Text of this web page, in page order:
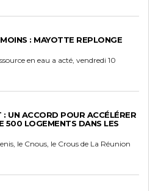
: MAYOTTE REPLONGE
en eau a acté, vendredi 10
UN ACCORD POUR ACCÉLÉRER
500 LOGEMENTS DANS LES
le Cnous, le Crous de La Réunion